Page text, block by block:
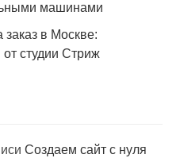
машинами
в Москве:
студии Стриж
Создаем сайт с нуля